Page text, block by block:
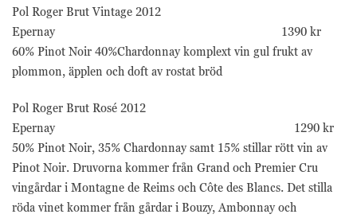
Pol Roger Brut Vintage 2012
Epernay
1390 kr
60% Pinot Noir 40%Chardonnay komplext vin gul frukt av
plommon, äpplen och doft av rostat bröd
Pol Roger Brut Rosé 2012
Epernay 1290 kr
50% Pinot Noir, 35% Chardonnay samt 15% stillar rött vin av
Pinot Noir. Druvorna kommer från Grand och Premier Cru
vingårdar i Montagne de Reims och Côte des Blancs. Det stilla
röda vinet kommer från gårdar i Bouzy, Ambonnay och
cookies kommer
viss funktionalitet
Marknadsföring
Marknadsförings-
cookies används
för att leverera
besökare med
anpassade